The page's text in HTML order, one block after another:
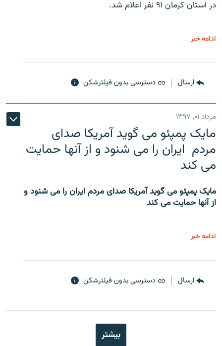
در استان کرمان ۹۱ نفر اعلام شد.
ادامه خبر
ارسال دسترسی بدون فیلترشکن
مرداد ۰۱, ۱۳۹۷
مایک پمپئو می گوید آمریکا صدای
مردم ایران را می شنود و از آنها حمایت
می کند
مایک پمپئو می گوید آمریکا صدای مردم ایران را می شنود و
از آنها حمایت می کند
ادامه خبر
ارسال دسترسی بدون فیلترشکن
بیشتر